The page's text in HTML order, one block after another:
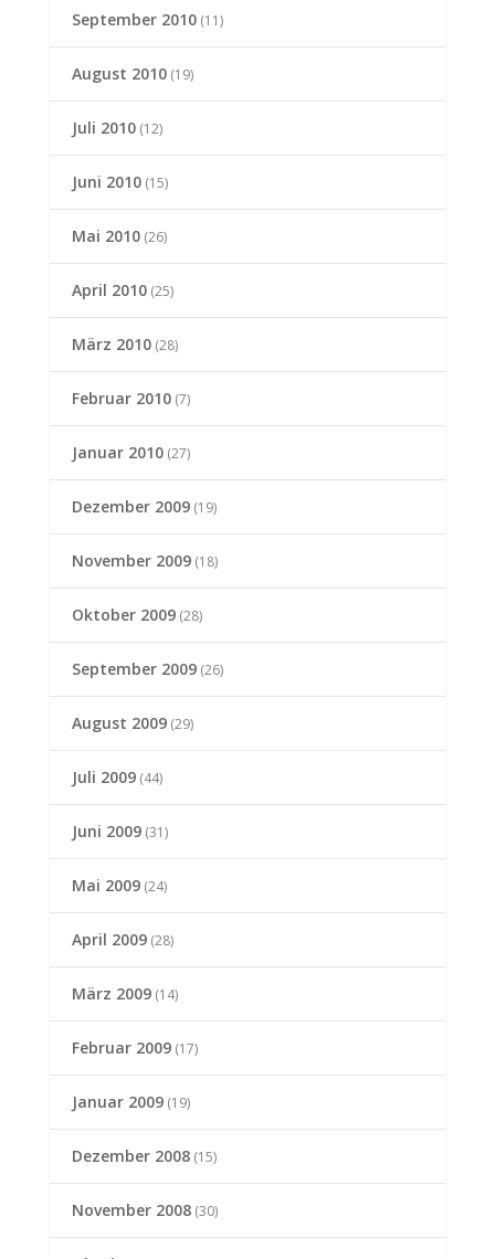
September 2010(11)
August 2010(19)
Juli 2010(12)
Juni 2010(15)
Mai 2010(26)
April 2010(25)
März 2010(28)
Februar 2010(7)
Januar 2010(27)
Dezember 2009(19)
November 2009(18)
Oktober 2009(28)
September 2009(26)
August 2009(29)
Juli 2009(44)
Juni 2009(31)
Mai 2009(24)
April 2009(28)
März 2009(14)
Februar 2009(17)
Januar 2009(19)
Dezember 2008(15)
November 2008(30)